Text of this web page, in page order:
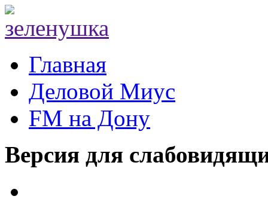
Главная
Деловой Миус
FM на Дону
Версия для